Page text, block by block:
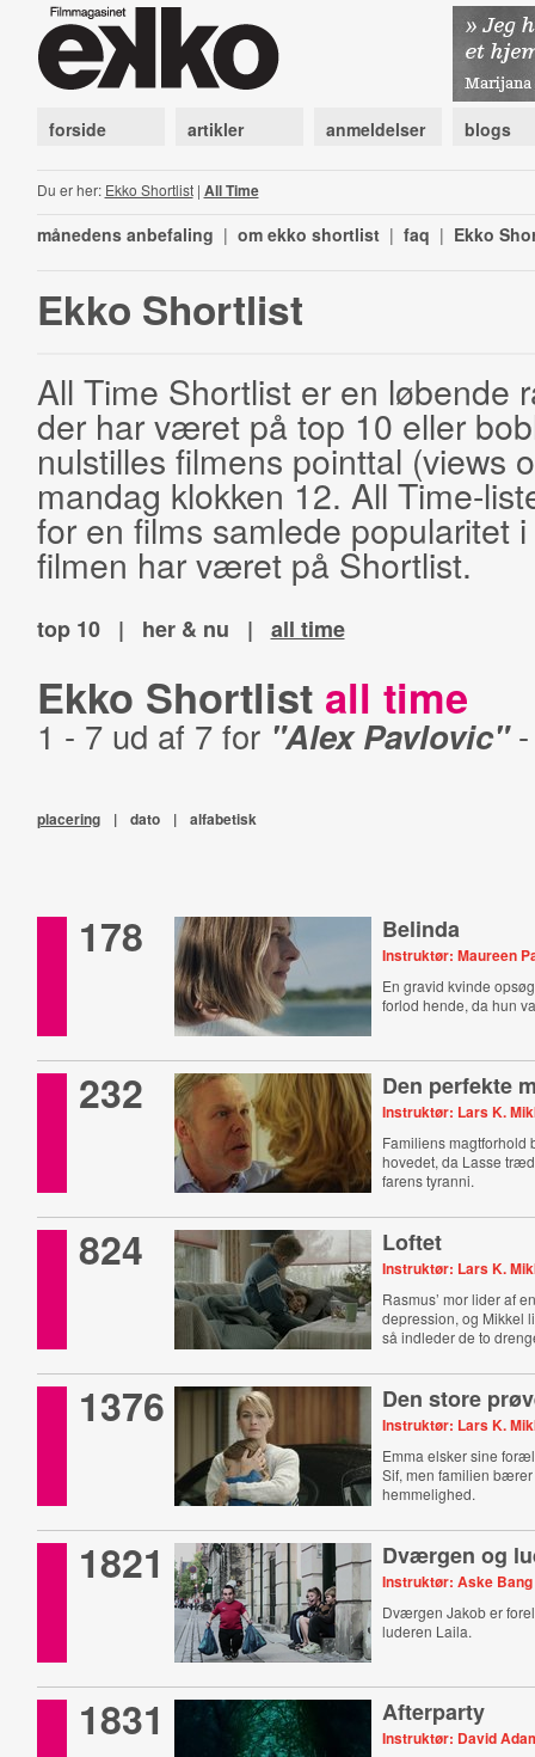
forside artikler anmeldelser blogs
Du er her: Ekko Shortlist| All Time
månedens anbefaling | om ekko shortlist | faq | Ekko
Ekko Shortlist
All Time Shortlist er en løbende
der har været på top 10 eller
nulstilles filmens pointtal (views
mandag klokken 12. All Time-
for en films samlede popularitet
filmen har været på Shortlist.
top 10 | her & nu | all time
Ekko Shortlist all time
1 - 7 ud af 7 for "Alex Pavlovic"
placering | dato | alfabetisk
178 Belinda
Instruktør: Maureen
En gravid kvinde
forlod hende, da hun
232 Den perfekte
Instruktør: Lars K.
Familiens magtforhold
hovedet, da Lasse
farens tyranni.
824 Loftet
Instruktør: Lars K.
Rasmus’ mor lider af
depression, og Mikkel
så indleder de to
1376 Den store
Instruktør: Lars K.
Emma elsker sine
Sif, men familien
hemmelighed.
1821 Dværgen og
Instruktør: Aske Bang
Dværgen Jakob er
luderen Laila.
1831 Afterparty
Instruktør: David